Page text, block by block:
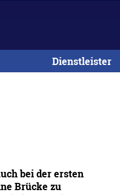
Dienstleister
bei der ersten
Brücke zu